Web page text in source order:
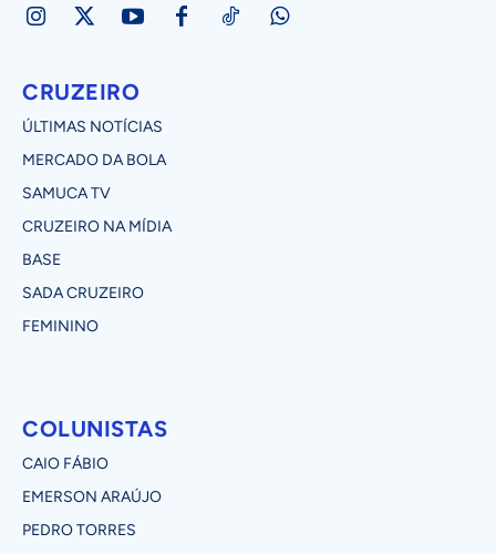
CRUZEIRO
ÚLTIMAS NOTÍCIAS
MERCADO DA BOLA
SAMUCA TV
CRUZEIRO NA MÍDIA
BASE
SADA CRUZEIRO
FEMININO
COLUNISTAS
CAIO FÁBIO
EMERSON ARAÚJO
PEDRO TORRES